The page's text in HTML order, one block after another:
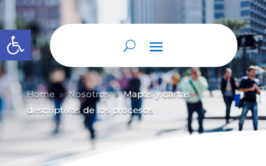
Abrir barra de herramientas
Home 9 Nosotros 9 Mapas y cartas
descriptivas de los procesos